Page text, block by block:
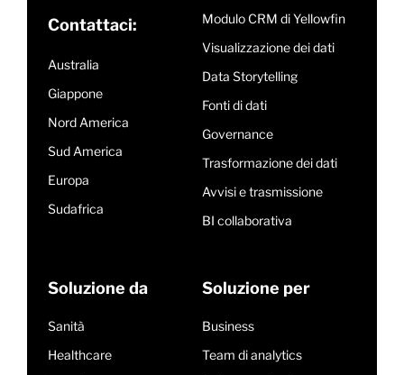
Contattaci:
Australia
Giappone
Nord America
Sud America
Europa
Sudafrica
Modulo CRM di Yellowfin
Visualizzazione dei dati
Data Storytelling
Fonti di dati
Governance
Trasformazione dei dati
Avvisi e trasmissione
BI collaborativa
Soluzione da
Sanità
Healthcare
Soluzione per
Business
Team di analytics